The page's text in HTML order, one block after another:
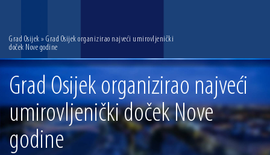
Grad Osijek » Grad Osijek organizirao najveći umirovljenički
doček Nove godine
Grad Osijek organizirao najveći
umirovljenički doček Nove
godine